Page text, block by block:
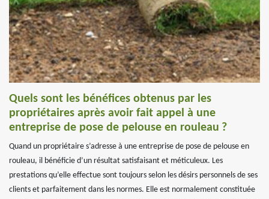
Quels sont les bénéfices obtenus par les
propriétaires après avoir fait appel à une
entreprise de pose de pelouse en rouleau ?
Quand un propriétaire s’adresse à une entreprise de pose de pelouse en
rouleau, il bénéficie d’un résultat satisfaisant et méticuleux. Les
prestations qu’elle effectue sont toujours selon les désirs personnels de ses
clients et parfaitement dans les normes. Elle est normalement constituée